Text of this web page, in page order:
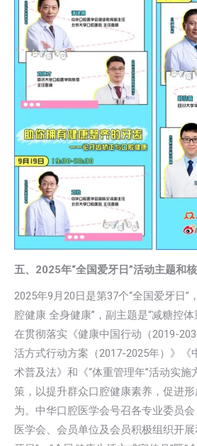
五、2025年“全国爱牙日”活动主题和
2025年9月20日是第37个“全国爱牙日”
腔健康 全身健康”，副主题是“减糖控
在贯彻落实《健康中国行动（2019-
活方式行动方案（2017-2025年）》《
术普及法》和《“体重管理年”活动实
策，以提升群众口腔健康素养，促进
为。中华口腔医学会号召各专业委员
医学会、会员单位及会员积极组织开展